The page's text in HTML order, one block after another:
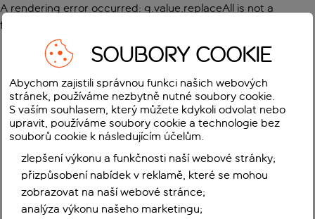
A rendering error occurred: g.value.replaceAll is not a
function
SOUBORY COOKIE
Abychom zajistili správnou funkci našich webových
stránek, používáme nezbytně nutné soubory cookie.
S vaším souhlasem, který můžete kdykoli odvolat nebo
upravit, používáme soubory cookie a technologie bez
souborů cookie k následujícím účelům.
zlepšení výkonu a funkčnosti naší webové stránky;
přizpůsobení nabídek v reklamě, které se mohou
zobrazovat na naší webové stránce;
analýza výkonu našeho marketingu;